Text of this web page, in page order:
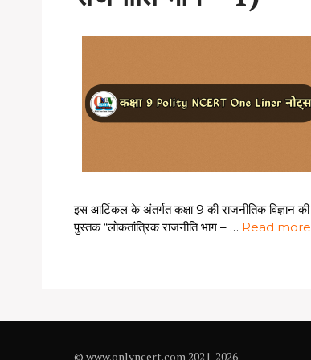
इस आर्टिकल के अंतर्गत कक्षा 9 की राजनीतिक विज्ञान की
पुस्तक “लोकतांत्रिक राजनीति भाग – … Read more
© www.onlyncert.com 2021-2026